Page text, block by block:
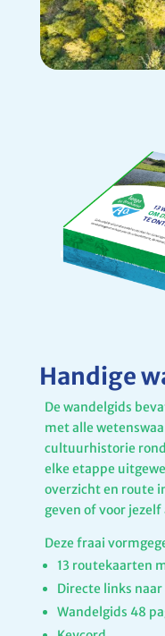
Handige
De wandelgids
met alle
cultuurhistorie
elke etappe
overzicht en route
geven of voor
Deze fraai
13 routekaarten
Directe links
Wandelgids 48